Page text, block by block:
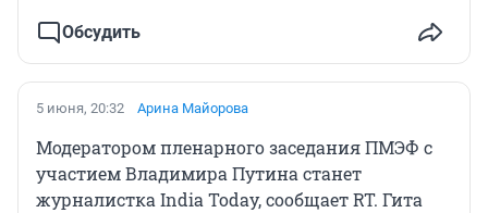
Обсудить
5 июня, 20:32 Арина Майорова
Модератором пленарного заседания ПМЭФ с
участием Владимира Путина станет
журналистка India Today, сообщает RT. Гита